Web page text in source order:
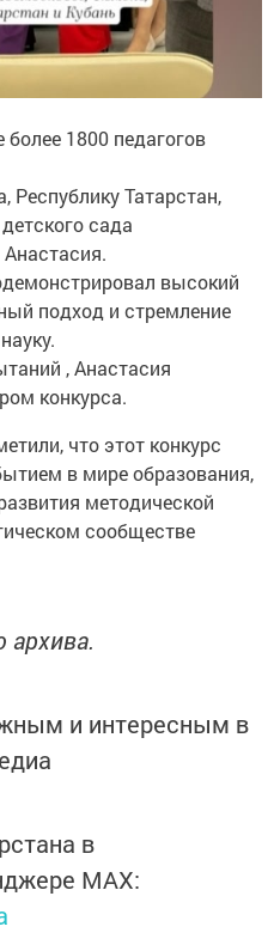
более 1800 педагогов
Республику Татарстан,
сада
высокий
подход и стремление
, Анастасия
конкурса.
что этот конкурс
в мире образования,
методической
сообществе
архива.
и интересным в
в
MАХ: